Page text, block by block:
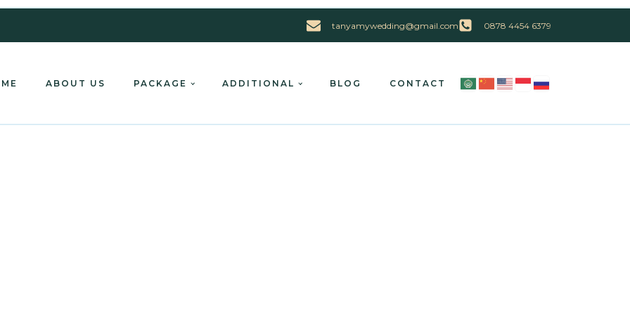
tanyamywedding@gmail.com 0878 4454 6379
ABOUT US PACKAGE ADDITIONAL BLOG CONTACT